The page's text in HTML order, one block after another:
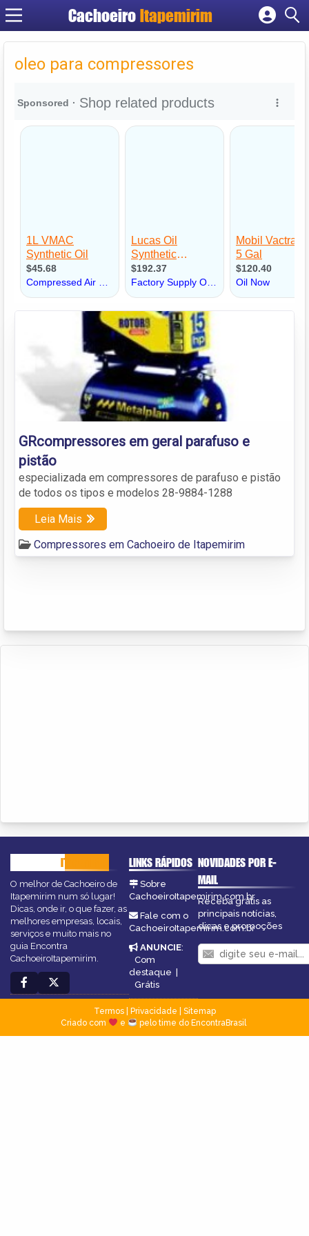
Cachoeiro Itapemirim
Cadastrar empresa
Criar conta
oleo para compressores
GRcompressores em geral parafuso e
pistão
especializada em compressores de parafuso e pistão
de todos os tipos e modelos 28-9884-1288
Leia Mais
Compressores em Cachoeiro de Itapemirim
ITAPEMIRIM
O melhor de Cachoeiro de
Itapemirim num só lugar!
Dicas, onde ir, o que fazer, as
melhores empresas, locais,
serviços e muito mais no
guia Encontra
CachoeiroItapemirim.
LINKS RÁPIDOS
Sobre
CachoeiroItapemirim.com.br
Fale com o
CachoeiroItapemirim.com.br
ANUNCIE:
Com
destaque |
Grátis
NOVIDADES POR E-
MAIL
Receba grátis as
principais notícias,
dicas e promoções
Termos| Privacidade
Sitemap
Criado com
e pelo time do EncontraBrasil